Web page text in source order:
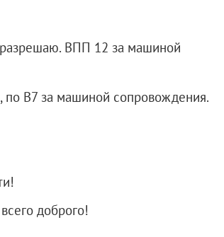
ВПП 12 за машиной
В7 за машиной сопровождения.
доброго!